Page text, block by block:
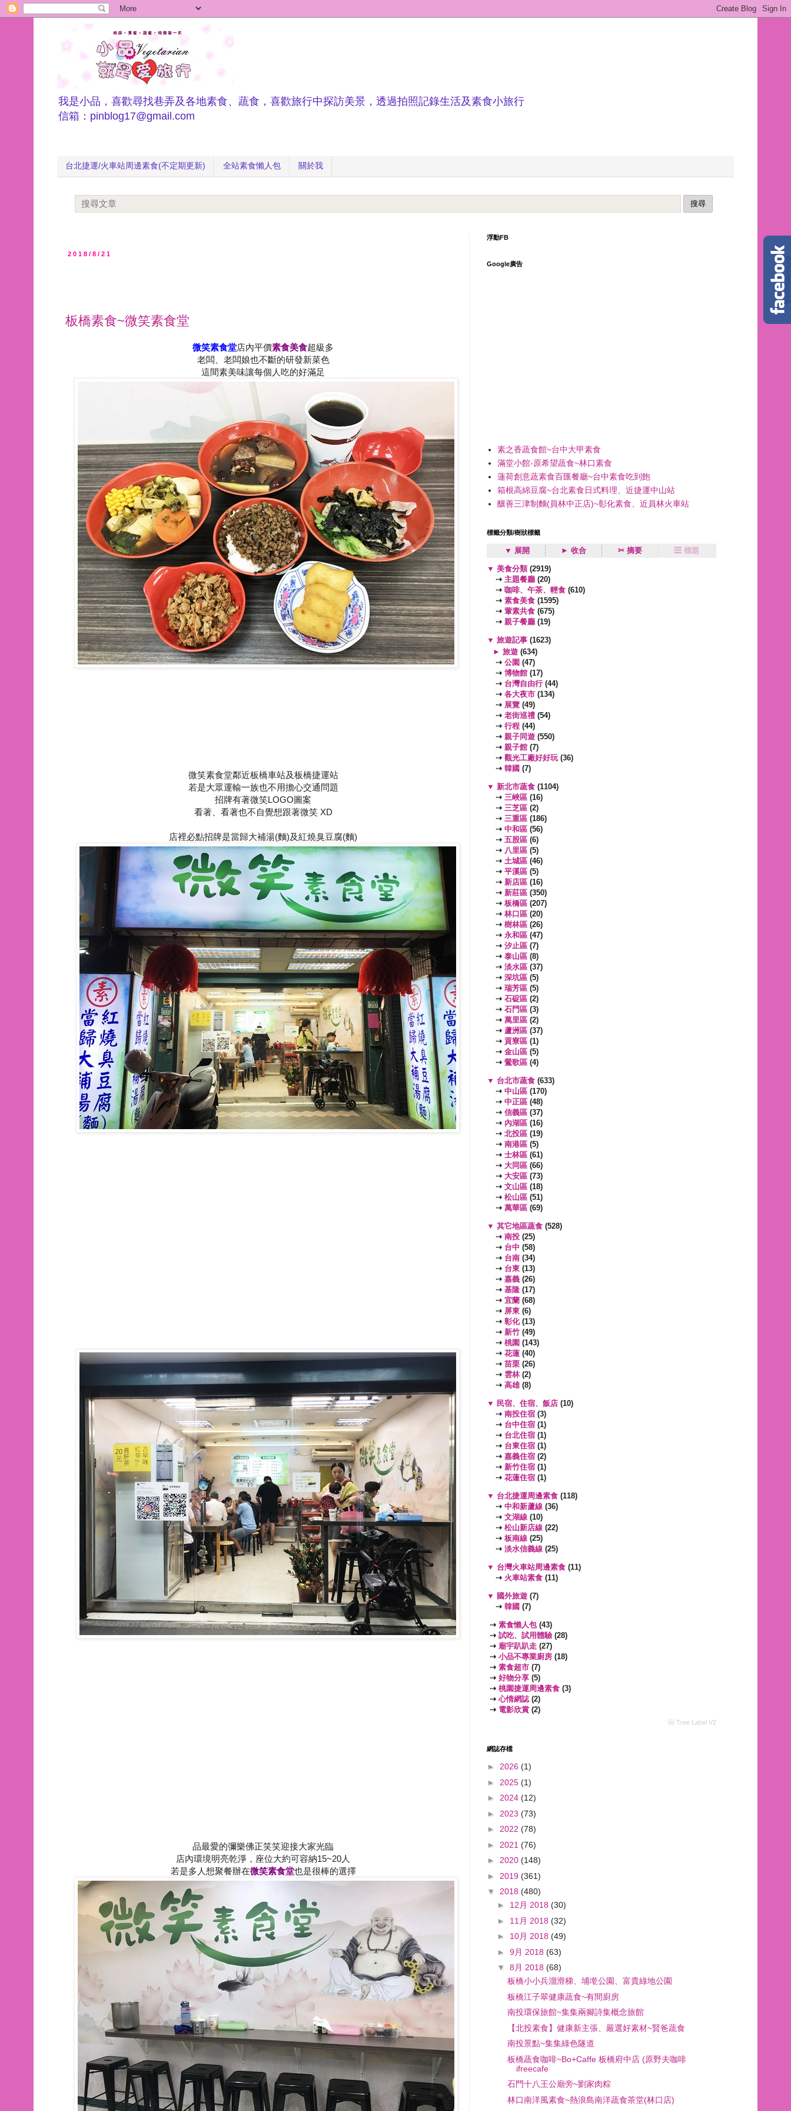
我是小品，喜歡尋找巷弄及各地素食、蔬食，喜歡旅行中探訪美景，透過拍照記錄生活及素食小旅行
信箱：pinblog17@gmail.com
台北捷運/火車站周邊素食(不定期更新) 全站素食懶人包 關於我
2018/8/21
板橋素食~微笑素食堂
微笑素食堂店內平價素食美食超級多
老闆、老闆娘也不斷的研發新菜色
這間素美味讓每個人吃的好滿足
微笑素食堂鄰近板橋車站及板橋捷運站
若是大眾運輸一族也不用擔心交通問題
招牌有著微笑LOGO圖案
看著、看著也不自覺想跟著微笑 XD
店裡必點招牌是當歸大補湯(麵)及紅燒臭豆腐(麵)
品最愛的彌樂佛正笑笑迎接大家光臨
店內環境明亮乾淨，座位大約可容納15~20人
若是多人想聚餐辦在微笑素食堂也是很棒的選擇
浮動FB
Google廣告
素之香蔬食館~台中大甲素食
滿堂小館-原希望蔬食~林口素食
蓮荷創意蔬素食百匯餐廳~台中素食吃到飽
箱根高綿豆腐~台北素食日式料理、近捷運中山站
釀善三津制麵(員林中正店)~彰化素食、近員林火車站
標籤分類/樹狀標籤
▼ 展開 ► 收合 ✂ 摘要 ☰ 標題
▼ 美食分類 (2919)
⇢ 主題餐廳 (20)
⇢ 咖啡、午茶、輕食 (610)
⇢ 素食美食 (1595)
⇢ 葷素共食 (675)
⇢ 親子餐廳 (19)
▼ 旅遊記事 (1623)
► 旅遊 (634)
⇢ 公園 (47)
⇢ 博物館 (17)
⇢ 台灣自由行 (44)
⇢ 各大夜市 (134)
⇢ 展覽 (49)
⇢ 老街巡禮 (54)
⇢ 行程 (44)
⇢ 親子同遊 (550)
⇢ 親子館 (7)
⇢ 觀光工廠好好玩(36)
⇢ 韓國 (7)
▼ 新北市蔬食 (1104)
⇢ 三峽區 (16)
⇢ 三芝區 (2)
⇢ 三重區 (186)
⇢ 中和區 (56)
⇢ 五股區 (6)
⇢ 八里區 (5)
⇢ 土城區 (46)
⇢ 平溪區 (5)
⇢ 新店區 (16)
⇢ 新莊區 (350)
⇢ 板橋區 (207)
⇢ 林口區 (20)
⇢ 樹林區 (26)
⇢ 永和區 (47)
⇢ 汐止區 (7)
⇢ 泰山區 (8)
⇢ 淡水區 (37)
⇢ 深坑區 (5)
⇢ 瑞芳區 (5)
⇢ 石碇區 (2)
⇢ 石門區 (3)
⇢ 萬里區 (2)
⇢ 蘆洲區 (37)
⇢ 貢寮區 (1)
⇢ 金山區 (5)
⇢ 鶯歌區 (4)
▼ 台北市蔬食 (633)
⇢ 中山區 (170)
⇢ 中正區 (48)
⇢ 信義區 (37)
⇢ 內湖區 (16)
⇢ 北投區 (19)
⇢ 南港區 (5)
⇢ 士林區 (61)
⇢ 大同區 (66)
⇢ 大安區 (73)
⇢ 文山區 (18)
⇢ 松山區 (51)
⇢ 萬華區 (69)
▼ 其它地區蔬食 (528)
⇢ 南投 (25)
⇢ 台中 (58)
⇢ 台南 (34)
⇢ 台東 (13)
⇢ 嘉義 (26)
⇢ 基隆 (17)
⇢ 宜蘭 (68)
⇢ 屏東 (6)
⇢ 彰化(13)
⇢ 新竹 (49)
⇢ 桃園 (143)
⇢ 花蓮 (40)
⇢ 苗栗 (26)
⇢ 雲林(2)
⇢ 高雄(8)
▼ 民宿、住宿、飯店 (10)
⇢ 南投住宿 (3)
⇢ 台中住宿 (1)
⇢ 台北住宿 (1)
⇢ 台東住宿 (1)
⇢ 嘉義住宿 (2)
⇢ 新竹住宿 (1)
⇢ 花蓮住宿 (1)
▼ 台北捷運周邊素食 (118)
⇢ 中和新蘆線 (36)
⇢ 文湖線 (10)
⇢ 松山新店線 (22)
⇢ 板南線 (25)
⇢ 淡水信義線 (25)
▼ 台灣火車站周邊素食 (11)
⇢ 火車站素食 (11)
▼ 國外旅遊 (7)
⇢ 韓國 (7)
⇢ 素食懶人包(43)
⇢ 試吃、試用體驗(28)
⇢ 廟宇趴趴走 (27)
⇢ 小品不專業廚房 (18)
⇢ 素食超市 (7)
⇢ 好物分享 (5)
⇢ 桃園捷運周邊素食 (3)
⇢心情網誌 (2)
⇢ 電影欣賞 (2)
ⓦ Tree Label V2
網誌存檔
► 2026 (1)
► 2025 (1)
► 2024 (12)
► 2023 (73)
► 2022 (78)
► 2021 (76)
► 2020 (148)
► 2019 (361)
▼ 2018 (480)
► 12月 2018 (30)
► 11月 2018 (32)
► 10月 2018 (49)
► 9月 2018 (63)
▼ 8月 2018 (68)
板橋小小兵溜滑梯、埔墘公園、富貴綠地公園
板橋江子翠健康蔬食~有間廚房
南投環保旅館~集集兩腳詩集概念旅館
【北投素食】健康新主張、嚴選好素材~賢爸蔬食
南投景點~集集綠色隧道
板橋蔬食咖啡~Bo+Caffe 板橋府中店 (原野夫咖啡
ifreecafe
石門十八王公廟旁~劉家肉粽
林口南洋風素食~熱浪島南洋蔬食茶堂(林口店)